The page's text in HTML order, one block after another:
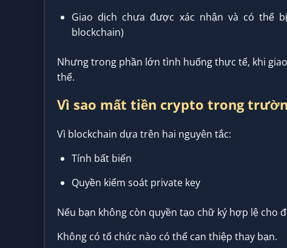
Giao dịch chưa được xác nhận và có thể
blockchain)
Nhưng trong phần lớn tình huống thực tế, khi
thể.
Vì sao mất tiền crypto trong
Vì blockchain dựa trên hai nguyên tắc:
Tính bất biến
Quyền kiểm soát private key
Nếu bạn không còn quyền tạo chữ ký hợp lệ cho
Không có tổ chức nào có thể can thiệp thay bạn.